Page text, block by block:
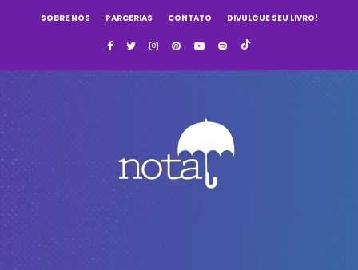
SOBRE NÓS PARCERIAS CONTATO DIVULGUE SEU LIVRO!